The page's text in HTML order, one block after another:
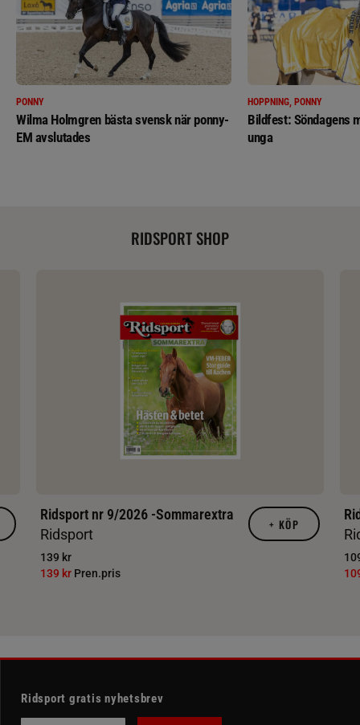
PONNY
Wilma Holmgren bästa svensk när ponny-
EM avslutades
HOPPNING, PONNY
Bildfest: Söndagens
unga
RIDSPORT SHOP
Ridsport nr 9/2026 -Sommarextra
Ridsport
139 kr
139 kr Pren.pris
+ KÖP
Ridsport gratis nyhetsbrev